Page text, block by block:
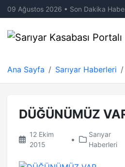
09 Ağustos 2026 • Son Dakika
Ana Sayfa Sarıyar Haberleri
DÜĞÜNÜMÜZ
12 Ekim
2015
•
Sarıyar
Haberleri